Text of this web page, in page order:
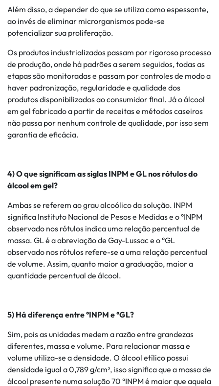
Além disso, a depender do que se utiliza como espessante,
ao invés de eliminar microrganismos pode-se
potencializar sua proliferação.
Os produtos industrializados passam por rigoroso processo
de produção, onde há padrões a serem seguidos, todas as
etapas são monitoradas e passam por controles de modo a
haver padronização, regularidade e qualidade dos
produtos disponibilizados ao consumidor final. Já o álcool
em gel fabricado a partir de receitas e métodos caseiros
não passa por nenhum controle de qualidade, por isso sem
garantia de eficácia.
4) O que significam as siglas INPM e GL nos rótulos do
álcool em gel?
Ambas se referem ao grau alcoólico da solução. INPM
significa Instituto Nacional de Pesos e Medidas e o °INPM
observado nos rótulos indica uma relação percentual de
massa. GL é a abreviação de Gay-Lussac e o °GL
observado nos rótulos refere-se a uma relação percentual
de volume. Assim, quanto maior a graduação, maior a
quantidade percentual de álcool.
5) Há diferença entre °INPM e °GL?
Sim, pois as unidades medem a razão entre grandezas
diferentes, massa e volume. Para relacionar massa e
volume utiliza-se a densidade. O álcool etílico possui
densidade igual a 0,789 g/cm³, isso significa que a massa de
álcool presente numa solução 70 °INPM é maior que aquela